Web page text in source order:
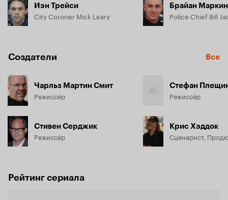
Иэн Трейси
City Coroner Mick Leary
Брайан
Police Chief Bill
Создатели Все
Чарльз Мартин Смит
Режиссёр
Стивен Серджик
Режиссёр
Стефан
Режиссёр
Крис Хэддок
Сценарист,
Рейтинг сериала